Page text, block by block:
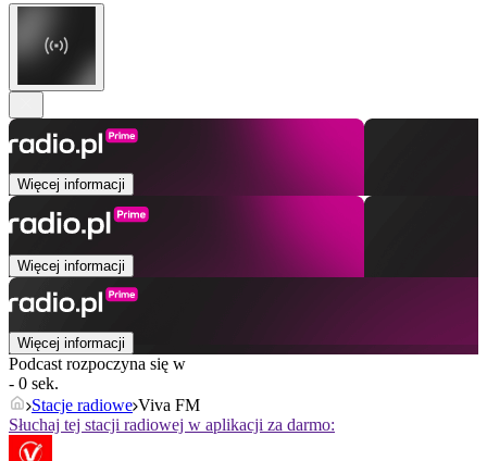
Więcej informacji
Więcej informacji
Więcej informacji
Podcast rozpoczyna się w
- 0 sek.
Stacje radiowe Viva FM
Słuchaj tej stacji radiowej w aplikacji za darmo: